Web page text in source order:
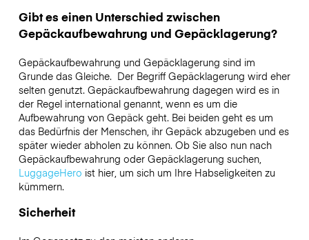
Gibt es einen Unterschied zwischen
Gepäckaufbewahrung und Gepäcklagerung?
Gepäckaufbewahrung und Gepäcklagerung sind im
Grunde das Gleiche. Der Begriff Gepäcklagerung wird eher
selten genutzt. Gepäckaufbewahrung dagegen wird es in
der Regel international genannt, wenn es um die
Aufbewahrung von Gepäck geht. Bei beiden geht es um
das Bedürfnis der Menschen, ihr Gepäck abzugeben und es
später wieder abholen zu können. Ob Sie also nun nach
Gepäckaufbewahrung oder Gepäcklagerung suchen,
LuggageHero ist hier, um sich um Ihre Habseligkeiten zu
kümmern.
Sicherheit